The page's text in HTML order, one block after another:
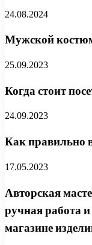
24.08.2024
Мужской
25.09.2023
Когда стоит
24.09.2023
Как правильно
17.05.2023
Авторская
ручная работа
магазине